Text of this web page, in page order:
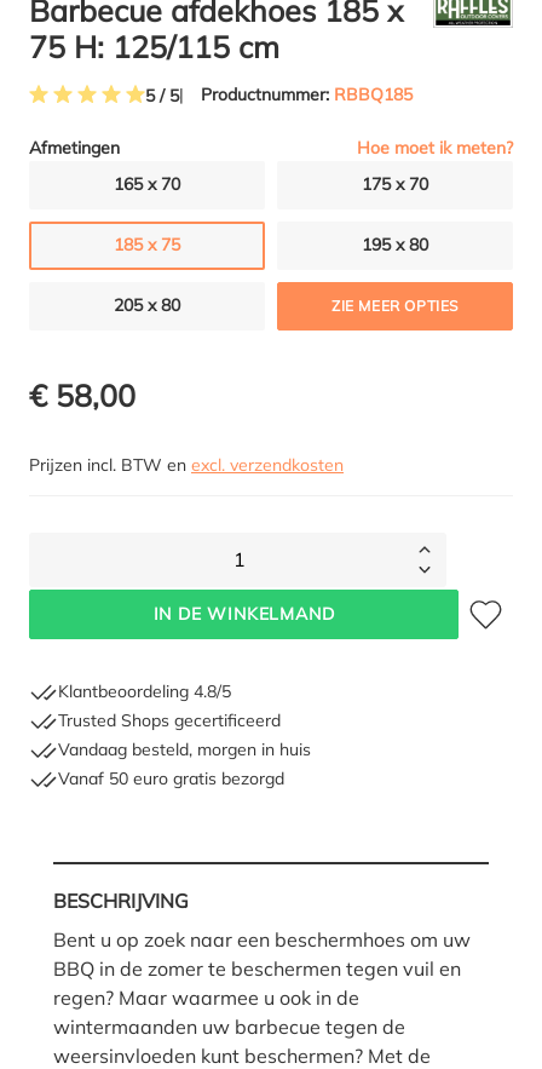
Barbecue afdekhoes 185 x
75 H: 125/115 cm
5 / 5 Productnummer: RBBQ185
Afmetingen
Hoe moet ik meten?
165 x 70
175 x 70
185 x 75 195 x 80
205 x 80 ZIE MEER OPTIES
€ 58,00
Prijzen incl. BTW en excl. verzendkosten
1
IN DE WINKELMAND
Klantbeoordeling 4.8/5
Trusted Shops gecertificeerd
Vandaag besteld, morgen in huis
Vanaf 50 euro gratis bezorgd
BESCHRIJVING
Bent u op zoek naar een beschermhoes om uw
BBQ in de zomer te beschermen tegen vuil en
regen? Maar waarmee u ook in de
wintermaanden uw barbecue tegen de
weersinvloeden kunt beschermen? Met de